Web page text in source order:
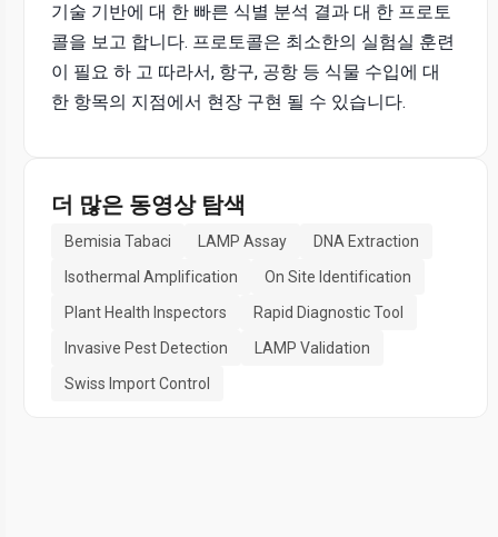
기술 기반에 대 한 빠른 식별 분석 결과 대 한 프로토
콜을 보고 합니다. 프로토콜은 최소한의 실험실 훈련
이 필요 하 고 따라서, 항구, 공항 등 식물 수입에 대
한 항목의 지점에서 현장 구현 될 수 있습니다.
더 많은 동영상 탐색
Bemisia Tabaci LAMP Assay
DNA Extraction
Isothermal Amplification
On Site Identification
Plant Health Inspectors
Rapid Diagnostic Tool
Invasive Pest Detection
LAMP Validation
Swiss Import Control